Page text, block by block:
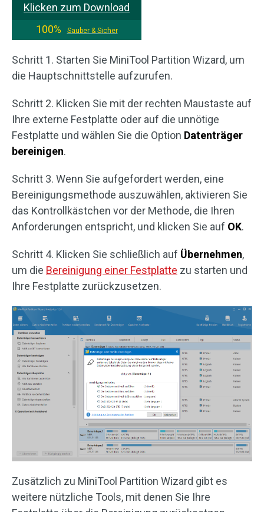
Klicken zum Download
100%
Sauber & Sicher
Schritt 1. Starten Sie MiniTool Partition Wizard, um
die Hauptschnittstelle aufzurufen.
Schritt 2. Klicken Sie mit der rechten Maustaste auf
Ihre externe Festplatte oder auf die unnötige
Festplatte und wählen Sie die Option Datenträger
bereinigen.
Schritt 3. Wenn Sie aufgefordert werden, eine
Bereinigungsmethode auszuwählen, aktivieren Sie
das Kontrollkästchen vor der Methode, die Ihren
Anforderungen entspricht, und klicken Sie auf OK.
Schritt 4. Klicken Sie schließlich auf Übernehmen,
um die Bereinigung einer Festplatte zu starten und
Ihre Festplatte zurückzusetzen.
Zusätzlich zu MiniTool Partition Wizard gibt es
weitere nützliche Tools, mit denen Sie Ihre